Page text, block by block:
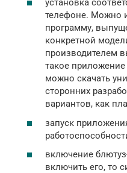
установка
телефоне. Можно
программу,
конкретной
производителем
такое
можно скачать
сторонних
вариантов, как
запуск
включение
включить его, то